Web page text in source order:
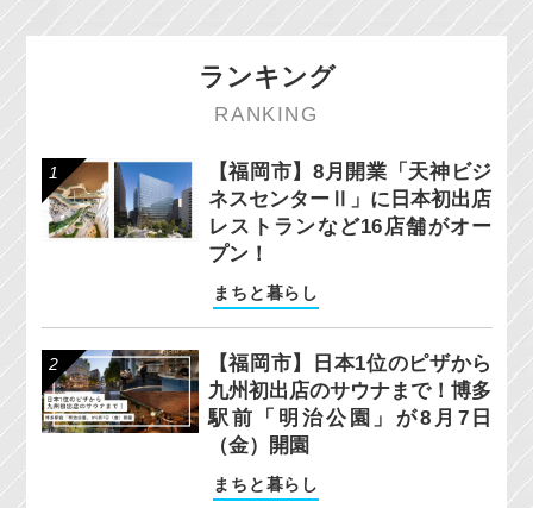
ランキング
RANKING
【福岡市】8月開業「天神ビジ
ネスセンターⅡ」に日本初出店
レストランなど16店舗がオー
プン！
まちと暮らし
【福岡市】日本1位のピザから
九州初出店のサウナまで！博多
駅前「明治公園」が8月7日
（金）開園
まちと暮らし